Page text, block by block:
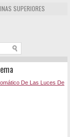
SUPERIORES
De Las Luces De